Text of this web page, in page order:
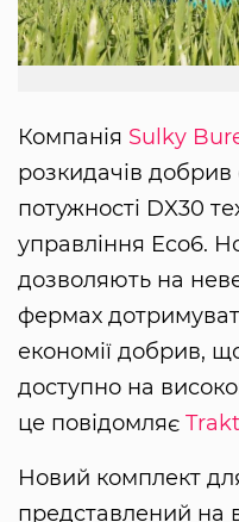
Компанія Sulky
розкидачів добрив
потужності DX30
управління Eco6.
дозволяють на
фермах
економії добрив,
доступно на
це повідомляє
Новий комплект
представлений на